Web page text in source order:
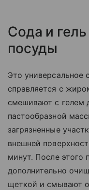
Сода и
посуды
Это универсальное
справляется с
смешивают с гелем
пастообразной
загрязненные
внешней
минут. После этого
дополнительно
щеткой и смывают